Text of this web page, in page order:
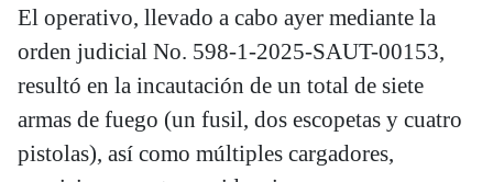
El operativo, llevado a cabo ayer mediante la
orden judicial No. 598-1-2025-SAUT-00153,
resultó en la incautación de un total de siete
armas de fuego (un fusil, dos escopetas y cuatro
pistolas), así como múltiples cargadores,